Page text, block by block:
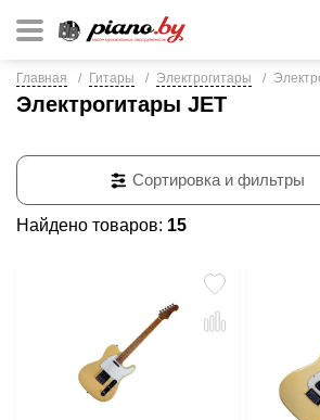
Главная Гитары Электрогитары
Электрогитары JET
Найдено товаров: 15
Сортировка и фильтры